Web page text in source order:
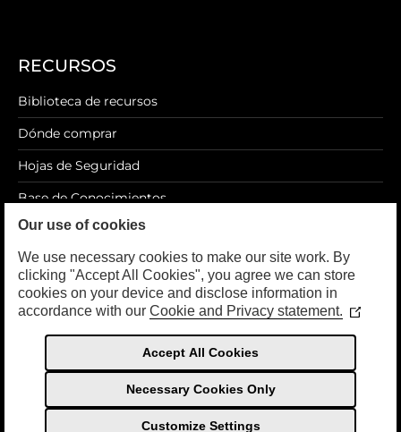
Our use of cookies
We use necessary cookies to make our site work. By
clicking "Accept All Cookies", you agree we can store
cookies on your device and disclose information in
accordance with our Cookie and Privacy statement. (Opens
in
new
Accept All Cookies
Necessary Cookies Only
Customize Settings
RECURSOS
Biblioteca de recursos
Dónde comprar
Hojas de Seguridad
Base de Conocimientos
Blog
LEGAL
Política de privacidad